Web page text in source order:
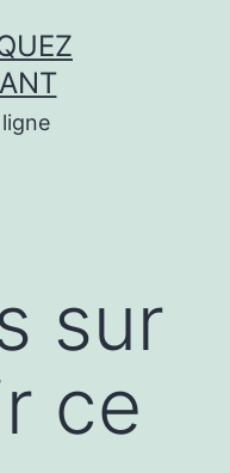
sur
ce